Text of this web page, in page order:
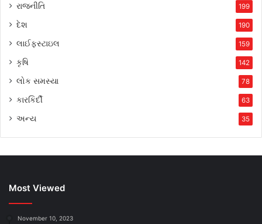
રાજનીતિ 199
દેશ 190
લાઈફસ્ટાઇલ 159
કૃષિ 142
લોક સમસ્યા 78
કારકિર્દી 63
અન્ય 35
Most Viewed
November 10, 2023